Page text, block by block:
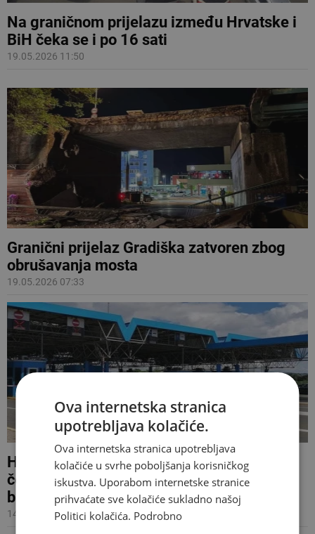
Na graničnom prijelazu između Hrvatske i
BiH čeka se i po 16 sati
19.05.2026 11:50
Granični prijelaz Gradiška zatvoren zbog
obrušavanja mosta
19.05.2026 07:33
Hrvatska policija odgovorila kada će
čekanja na graničnom prijelazu Gradiška
biti kraća
14.04.2026 09:48
Ova internetska stranica
upotrebljava kolačiće.
Ova internetska stranica upotrebljava
kolačiće u svrhe poboljšanja korisničkog
iskustva. Uporabom internetske stranice
prihvaćate sve kolačiće sukladno našoj
Politici kolačića. Podrobno